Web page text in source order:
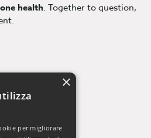
health. Together to question,
Italian)
×
per migliorare